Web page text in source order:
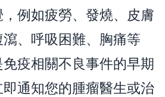
例如疲勞、發燒、皮膚
、呼吸困難、胸痛等
疫相關不良事件的早期
通知您的腫瘤醫生或治